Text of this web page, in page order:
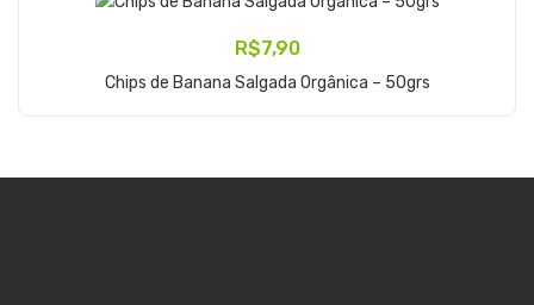
R$7,90
Chips de Banana Salgada Orgânica – 50grs